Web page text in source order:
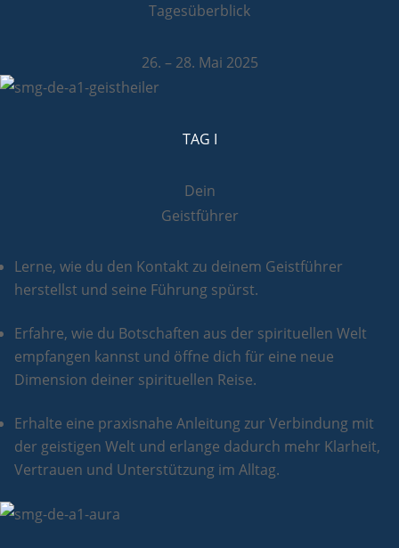
Tagesüberblick
26. – 28. Mai 2025
TAG I
Dein
Geistführer
Lerne, wie du den Kontakt zu deinem Geistführer
herstellst und seine Führung spürst.
Erfahre, wie du Botschaften aus der spirituellen Welt
empfangen kannst und öffne dich für eine neue
Dimension deiner spirituellen Reise.
Erhalte eine praxisnahe Anleitung zur Verbindung mit
der geistigen Welt und erlange dadurch mehr Klarheit,
Vertrauen und Unterstützung im Alltag.